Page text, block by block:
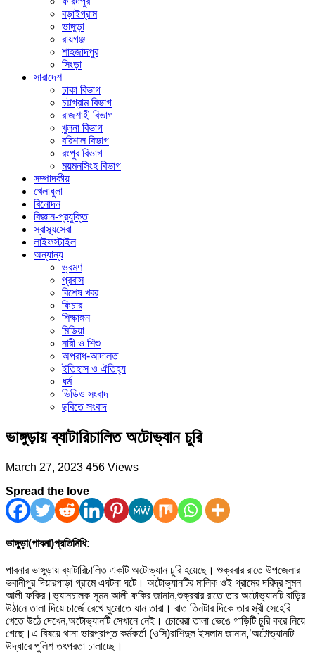
বড়াইগ্রাম
ভাঙ্গুড়া
রায়গঞ্জ
শাহজাদপুর
সিংড়া
সারাদেশ
ঢাকা বিভাগ
চট্টগ্রাম বিভাগ
রাজশাহী বিভাগ
খুলনা বিভাগ
বরিশাল বিভাগ
রংপুর বিভাগ
ময়মনসিংহ বিভাগ
সম্পাদকীয়
খেলাধুলা
বিনোদন
বিজ্ঞান-প্রযুক্তি
স্বাস্থ্যসেবা
লাইফস্টাইল
অন্যান্য
ভ্রমণ
প্রবাস
বিশেষ খবর
ফিচার
শিক্ষাঙ্গন
মিডিয়া
নারী ও শিশু
অপরাধ-আদালত
ইতিহাস ও ঐতিহ্য
ধর্ম
ভিডিও সংবাদ
ছবিতে সংবাদ
ভাঙ্গুড়ায় ব্যাটারিচালিত অটোভ্যান চুরি
March 27, 2023 456 Views
Spread the love
ভাঙ্গুড়া(পাবনা)প্রতিনিধি:
পাবনার ভাঙ্গুড়ায় ব্যাটারিচালিত একটি অটোভ্যান চুরি হয়েছে। শুক্রবার রাতে উপজেলার
ভবানীপুর দিয়ারপাড়া গ্রামে এঘটনা ঘটে। অটোভ্যানটির মালিক ওই গ্রামের দরিদ্র সুমন
আলী ফকির।ভ্যানচালক সুমন আলী ফকির জানান,শুক্রবার রাতে তার অটোভ্যানটি বাড়ির
উঠানে তালা দিয়ে চার্জে রেখে ঘুমোতে যান তারা। রাত তিনটার দিকে তার স্ত্রী সেহেরি
খেতে উঠে দেখেন,অটোভ্যানটি সেখানে নেই। চোরেরা তালা ভেঙে গাড়িটি চুরি করে নিয়ে
গেছে।এ বিষয়ে থানা ভারপ্রাপ্ত কর্মকর্তা (ওসি)রাশিদুল ইসলাম জানান,’অটোভ্যানটি
উদ্ধারে পুলিশ তৎপরতা চালাচ্ছে।